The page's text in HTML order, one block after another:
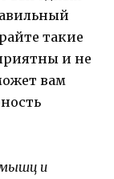
такие
и не
вам
мышц и